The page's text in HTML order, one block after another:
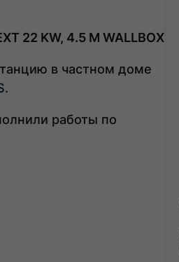
22 KW, 4.5 M WALLBOX
в частном доме
работы по